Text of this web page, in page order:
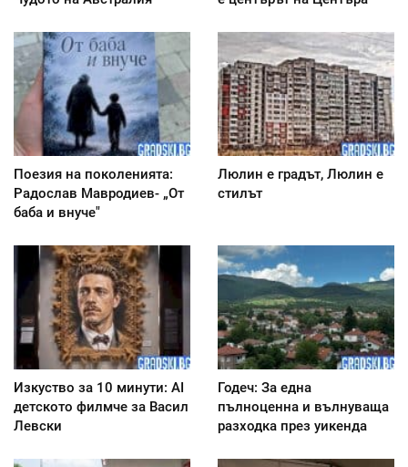
Поезия на поколенията:
Радослав Мавродиев- „От
баба и внуче"
Люлин е градът, Люлин е
стилът
Изкуство за 10 минути: AI
детското филмче за Васил
Левски
Годеч: За една
пълноценна и вълнуваща
разходка през уикенда